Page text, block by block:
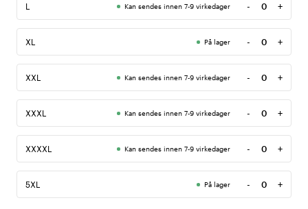
L Kan sendes innen 7-9 virkedager -
Antall
+
XL På lager -
Antall
+
XXL Kan sendes innen 7-9 virkedager -
Antall
+
XXXL Kan sendes innen 7-9 virkedager -
Antall
+
XXXXL Kan sendes innen 7-9 virkedager -
Antall
+
5XL På lager -
Antall
+